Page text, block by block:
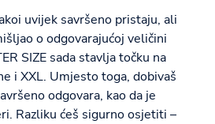
uvijek savršeno pristaju, ali
o odgovarajućoj veličini
SIZE sada stavlja točku na
i XXL. Umjesto toga, dobivaš
odgovara, kao da je
Razliku ćeš sigurno osjetiti –